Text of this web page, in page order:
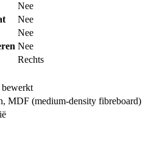
Nee
Nee
Nee
Nee
Rechts
, MDF (medium-density fibreboard)